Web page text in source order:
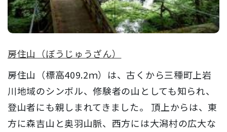
房住山（ぼうじゅうざん）
房住山（標高409.2ｍ）は、古くから三種町上岩
川地域のシンボル、修験者の山としても知られ、
登山者にも親しまれてきました。 頂上からは、東
方に森吉山と奥羽山脈、西方には大潟村の広大な